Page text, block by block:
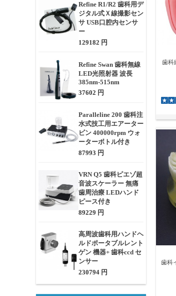
Refine R1/R2 歯科用デ
ジタル式Ｘ線撮影セン
サ USB口腔内センサ
ー
129182 円
Refine Swan 歯科無線
LED光照射器 波長
385nm-515nm
37602 円
Paralleline 200 歯科注
水式技工用エアーター
ビン 400000rpm ウォ
ーターボトル付き
87993 円
VRN Q5 歯科ピエゾ超
音波スケーラー 無痛
歯周治療 LEDハンド
ピース付き
89229 円
高周波歯科用ハンドヘ
ルドポータブルレント
ゲン 機器+ 歯科ccd セ
ンサー
230794 円
歯科
歯科